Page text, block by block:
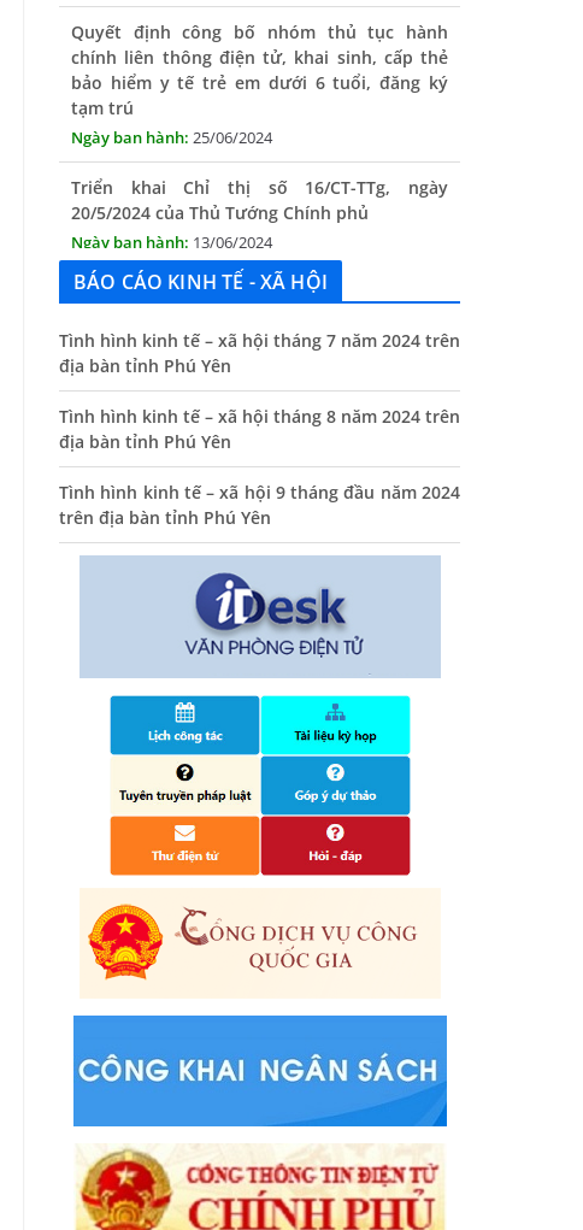
chính liên thông điện tử, khai sinh, cấp thẻ
bảo hiểm y tế trẻ em dưới 6 tuổi, đăng ký
tạm trú
25/06/2024
Triển khai Chỉ thị số 16/CT-TTg, ngày
20/5/2024 của Thủ Tướng Chính phủ
13/06/2024
Tăng cường lãnh đạo, chỉ đạo nâng cao cải
cách hành chính
13/06/2024
Thông báo lịch tiếp công dân định kỳ của Chủ
tịch UBND xã tháng 11/2025
THÔNG BÁO Niêm yết danh mục dịch vụ công
trực tuyến toàn trình trên Hệ thống thông
tin giải quyết thủ tục hành chính tỉnh Phú
Yên
14/10/2024
BÁO CÁO KINH TẾ - XÃ HỘI
Tình hình kinh tế – xã hội tháng 7 năm 2024 trên
địa bàn tỉnh Phú Yên
Tình hình kinh tế – xã hội tháng 8 năm 2024 trên
địa bàn tỉnh Phú Yên
Tình hình kinh tế – xã hội 9 tháng đầu năm 2024
trên địa bàn tỉnh Phú Yên